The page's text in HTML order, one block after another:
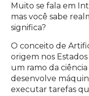
Muito se fala em
mas você sabe
significa?
O conceito de
origem nos
um ramo da
desenvolve
executar tarefas